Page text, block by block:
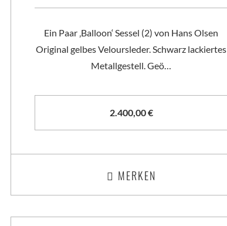
Ein Paar ‚Balloon‘ Sessel (2) von Hans Olsen
Original gelbes Veloursleder. Schwarz lackiertes
Metallgestell. Geö…
2.400,00€
MERKEN